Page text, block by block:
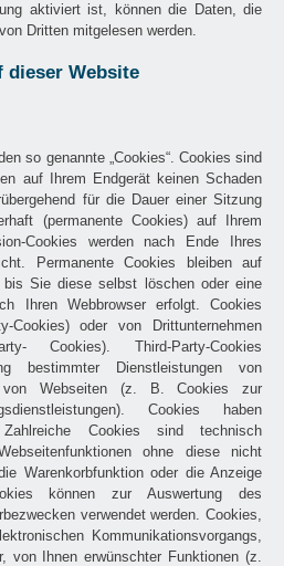
aktiviert ist, können die Daten, die
Dritten mitgelesen werden.
dieser Website
so genannte „Cookies“. Cookies sind
auf Ihrem Endgerät keinen Schaden
für die Dauer einer Sitzung
(permanente Cookies) auf Ihrem
Cookies werden nach Ende Ihres
Permanente Cookies bleiben auf
bis Sie diese selbst löschen oder eine
Ihren Webbrowser erfolgt. Cookies
Cookies) oder von Drittunternehmen
Cookies). Third-Party-Cookies
bestimmter Dienstleistungen von
von Webseiten (z. B. Cookies zur
Cookies haben
Zahlreiche Cookies sind technisch
ohne diese nicht
Warenkorbfunktion oder die Anzeige
können zur Auswertung des
verwendet werden. Cookies,
Kommunikationsvorgangs,
von Ihnen erwünschter Funktionen (z.